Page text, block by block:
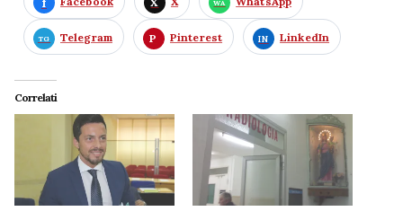
Telegram Pinterest LinkedIn
Correlati